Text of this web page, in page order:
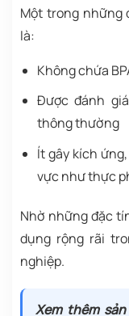
Một trong những
là:
Không chứa
Được đánh
thông thường
Ít gây kích
vực như thực
Nhờ những đặc
dụng rộng rãi
nghiệp.
Xem thêm